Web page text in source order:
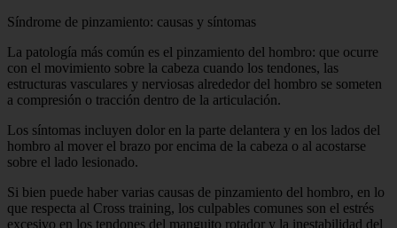
Síndrome de pinzamiento: causas y síntomas
La patología más común es el pinzamiento del hombro: que ocurre
con el movimiento sobre la cabeza cuando los tendones, las
estructuras vasculares y nerviosas alrededor del hombro se someten
a compresión o tracción dentro de la articulación.
Los síntomas incluyen dolor en la parte delantera y en los lados del
hombro al mover el brazo por encima de la cabeza o al acostarse
sobre el lado lesionado.
Si bien puede haber varias causas de pinzamiento del hombro, en lo
que respecta al Cross training, los culpables comunes son el estrés
excesivo en los tendones del manguito rotador y la inestabilidad del